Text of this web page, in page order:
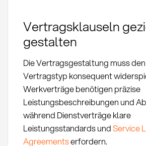
Vertragsklauseln
gestalten
Die Vertragsgestaltung muss
Vertragstyp konsequent
Werkverträge benötigen präzise
Leistungsbeschreibungen und
während Dienstverträge klare
Leistungsstandards undService
Agreementserfordern.